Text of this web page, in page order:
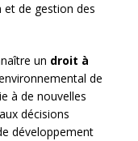
de gestion des
un droit à
de
à de nouvelles
décisions
développement